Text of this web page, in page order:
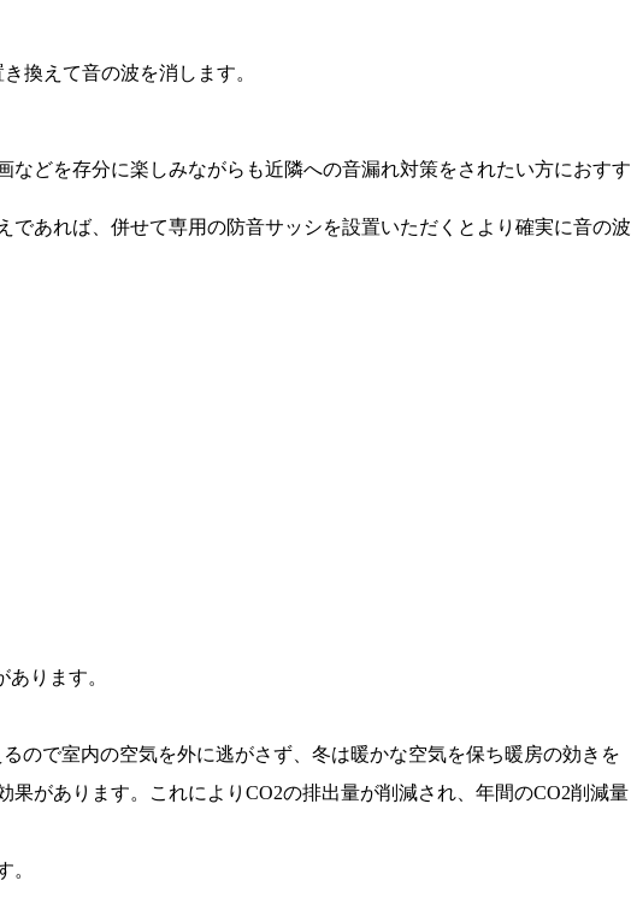
換えて音の波を消します。
どを存分に楽しみながらも近隣への音漏れ対策をされたい方におすす
あれば、併せて専用の防音サッシを設置いただくとより確実に音の波
ります。
ので室内の空気を外に逃がさず、冬は暖かな空気を保ち暖房の効きを
があります。これによりCO2の排出量が削減され、年間のCO2削減量
。